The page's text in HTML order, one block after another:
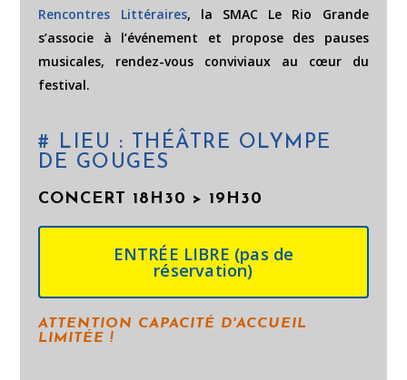
Rencontres Littéraires, la SMAC Le Rio Grande
s’associe à l’événement et propose des pauses
musicales, rendez-vous conviviaux au cœur du
festival.
# LIEU : THÉÂTRE OLYMPE
DE GOUGES
CONCERT 18H30 > 19H30
ENTRÉE LIBRE (pas de
réservation)
ATTENTION CAPACITÉ D'ACCUEIL
LIMITÉE !